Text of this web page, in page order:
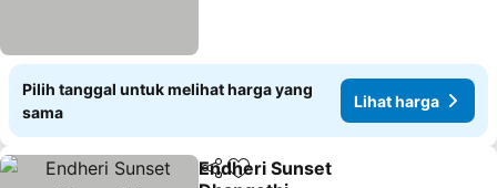
Pilih tanggal untuk melihat harga yang
sama
Lihat harga
BagikanTambahkan ke favorit
Endheri Sunset